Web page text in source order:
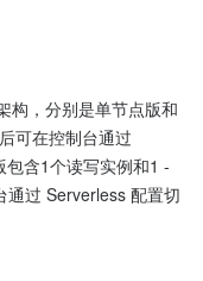
构，分别是单节点版和
可在控制台通过
含1个读写实例和1 -
通过 Serverless 配置切